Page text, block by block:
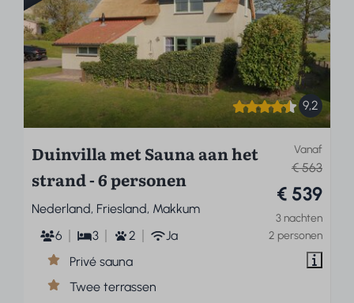
9,2
Vanaf
€ 563
€ 539
3 nachten
2 personen
Duinvilla met Sauna aan het
strand - 6 personen
Nederland, Friesland, Makkum
6
3 2
Ja
Privé sauna
Twee terrassen